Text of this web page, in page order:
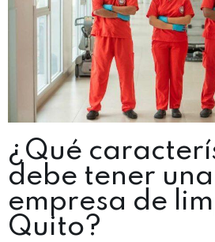
¿Qué
debe tener
empresa de
Quito?